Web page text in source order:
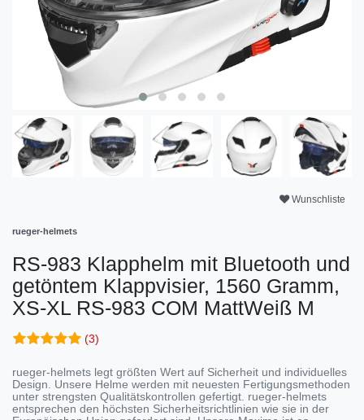
Wunschliste
rueger-helmets
RS-983 Klapphelm mit Bluetooth und
getöntem Klappvisier, 1560 Gramm,
XS-XL
RS-983 COM MattWeiß M
(3)
rueger-helmets legt größten Wert auf Sicherheit und individuelles
Design. Unsere Helme werden mit neuesten Fertigungsmethoden
unter strengsten Qualitätskontrollen gefertigt. rueger-helmets
entsprechen den höchsten Sicherheitsrichtlinien wie sie in der